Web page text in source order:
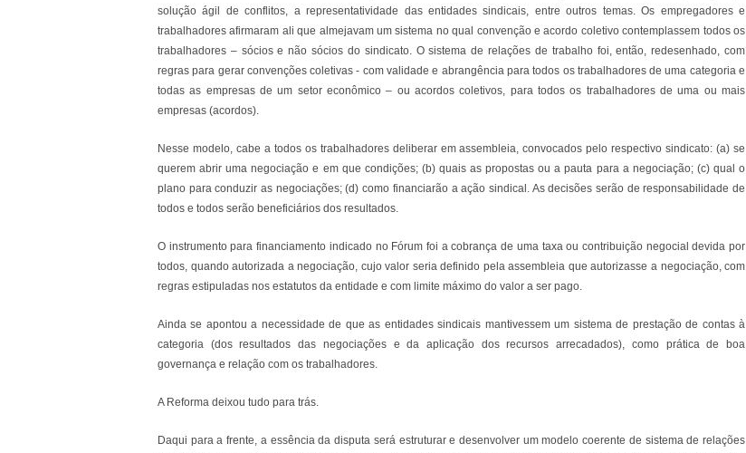
solução ágil de conflitos, a representatividade das entidades sindicais, entre outros temas. Os empregadores e
trabalhadores afirmaram ali que almejavam um sistema no qual convenção e acordo coletivo contemplassem todos os
trabalhadores – sócios e não sócios do sindicato. O sistema de relações de trabalho foi, então, redesenhado, com
regras para gerar convenções coletivas - com validade e abrangência para todos os trabalhadores de uma categoria e
todas as empresas de um setor econômico – ou acordos coletivos, para todos os trabalhadores de uma ou mais
empresas (acordos).
Nesse modelo, cabe a todos os trabalhadores deliberar em assembleia, convocados pelo respectivo sindicato: (a) se
querem abrir uma negociação e em que condições; (b) quais as propostas ou a pauta para a negociação; (c) qual o
plano para conduzir as negociações; (d) como financiarão a ação sindical. As decisões serão de responsabilidade de
todos e todos serão beneficiários dos resultados.
O instrumento para financiamento indicado no Fórum foi a cobrança de uma taxa ou contribuição negocial devida por
todos, quando autorizada a negociação, cujo valor seria definido pela assembleia que autorizasse a negociação, com
regras estipuladas nos estatutos da entidade e com limite máximo do valor a ser pago.
Ainda se apontou a necessidade de que as entidades sindicais mantivessem um sistema de prestação de contas à
categoria (dos resultados das negociações e da aplicação dos recursos arrecadados), como prática de boa
governança e relação com os trabalhadores.
A Reforma deixou tudo para trás.
Daqui para a frente, a essência da disputa será estruturar e desenvolver um modelo coerente de sistema de relações